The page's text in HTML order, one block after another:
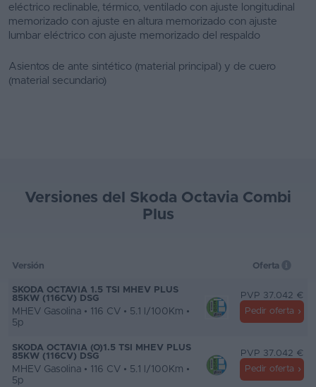
eléctrico reclinable, térmico, ventilado con ajuste longitudinal
memorizado con ajuste en altura memorizado con ajuste
lumbar eléctrico con ajuste memorizado del respaldo
Asientos de ante sintético (material principal) y de cuero
(material secundario)
Versiones del Skoda Octavia Combi
Plus
Versión Oferta
SKODA OCTAVIA 1.5 TSI MHEV PLUS
85KW (116CV) DSG
MHEV Gasolina • 116 CV • 5.1 l/100Km •
5p
PVP 37.042 €
Pedir oferta
SKODA OCTAVIA (O)1.5 TSI MHEV PLUS
85KW (116CV) DSG
MHEV Gasolina • 116 CV • 5.1 l/100Km •
5p
PVP 37.042 €
Pedir oferta